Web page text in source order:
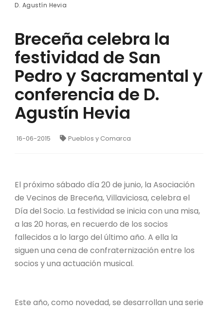
D. Agustín Hevia
Breceña celebra la
festividad de San
Pedro y Sacramental y
conferencia de D.
Agustín Hevia
16-06-2015 Pueblos y Comarca
El próximo sábado día 20 de junio, la Asociación
de Vecinos de Breceña, Villaviciosa, celebra el
Día del Socio. La festividad se inicia con una misa,
a las 20 horas, en recuerdo de los socios
fallecidos a lo largo del último año. A ella la
siguen una cena de confraternización entre los
socios y una actuación musical.
Este año, como novedad, se desarrollan una serie